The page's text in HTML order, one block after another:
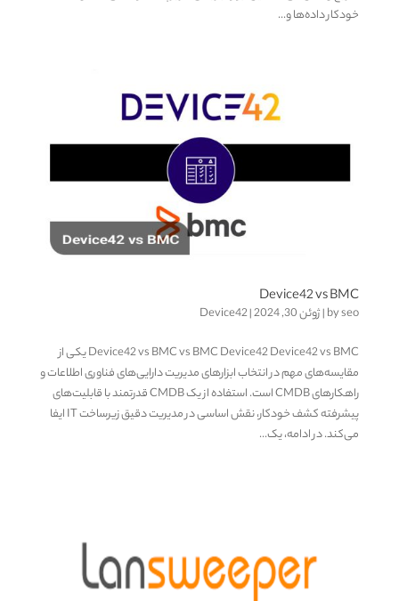
خودکار داده‌ها و...
Device42 vs BMC
byseo
|ژوئن 30, 2024 |
Device42
Device42 vs BMC vs BMC Device42 Device42 vs BMC یکی از
مقایسه‌های مهم در انتخاب ابزارهای مدیریت دارایی‌های فناوری اطلاعات و
راهکارهای CMDB است. استفاده از یک CMDB قدرتمند با قابلیت‌های
پیشرفته کشف خودکار، نقش اساسی در مدیریت دقیق زیرساخت IT ایفا
می‌کند. در ادامه، یک...